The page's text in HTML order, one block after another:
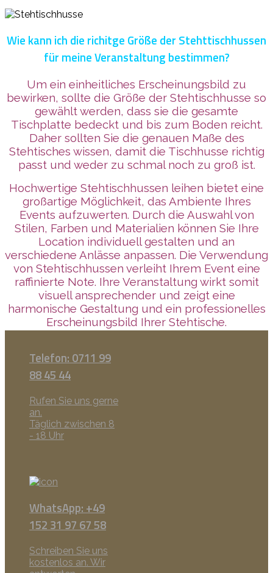
Wie kann ich die richitge Größe der Stehttischhussen
für meine Veranstaltung bestimmen?
Um ein einheitliches Erscheinungsbild zu
bewirken, sollte die Größe der Stehtischhusse so
gewählt werden, dass sie die gesamte
Tischplatte bedeckt und bis zum Boden reicht.
Daher sollten Sie die genauen Maße des
Stehtisches wissen, damit die Tischhusse richtig
passt und weder zu schmal noch zu groß ist.
Hochwertige Stehtischhussen leihen bietet eine
großartige Möglichkeit, das Ambiente Ihres
Events aufzuwerten. Durch die Auswahl von
Stilen, Farben und Materialien können Sie Ihre
Location individuell gestalten und an
verschiedene Anlässe anpassen. Die Verwendung
von Stehtischhussen verleiht Ihrem Event eine
raffinierte Note. Ihre Veranstaltung wirkt somit
visuell ansprechender und zeigt eine
harmonische Gestaltung und ein professionelles
Erscheinungsbild Ihrer Stehtische.
Telefon: 0711 99
88 45 44
Rufen Sie uns gerne
an.
Täglich zwischen 8
- 18 Uhr
WhatsApp: +49
152 31 97 67 58
Schreiben Sie uns
kostenlos an. Wir